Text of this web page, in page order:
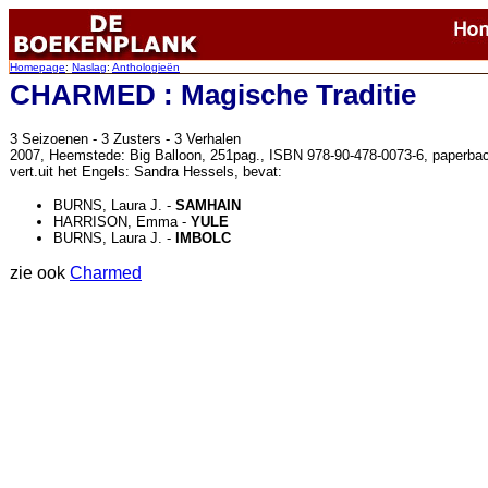
Homepage: Naslag: Anthologieën
CHARMED : Magische Traditie
3 Seizoenen - 3 Zusters - 3 Verhalen
2007, Heemstede: Big Balloon, 251pag., ISBN 978-90-478-0073-6,
vert.uit het Engels: Sandra Hessels, bevat:
BURNS, Laura J. - SAMHAIN
HARRISON, Emma - YULE
BURNS, Laura J. -
IMBOLC
zie ook Charmed